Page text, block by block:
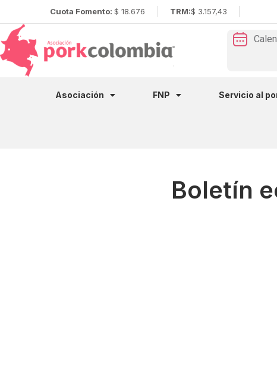
Cuota Fomento: $ 18.676 TRM:$ 3.157,43
Asociación FNP Servicio al
Boletín